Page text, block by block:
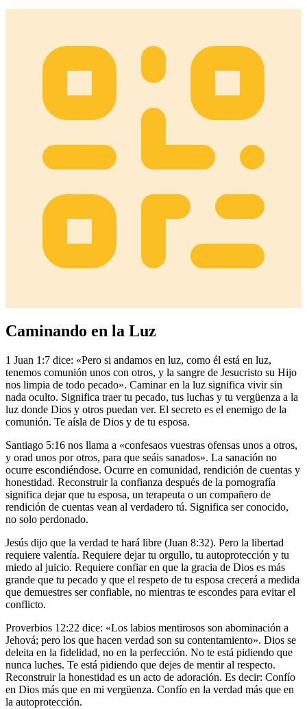
Caminando en la Luz
1 Juan 1:7 dice: «Pero si andamos en luz, como él está en luz,
tenemos comunión unos con otros, y la sangre de Jesucristo su Hijo
nos limpia de todo pecado». Caminar en la luz significa vivir sin
nada oculto. Significa traer tu pecado, tus luchas y tu vergüenza a la
luz donde Dios y otros puedan ver. El secreto es el enemigo de la
comunión. Te aísla de Dios y de tu esposa.
Santiago 5:16 nos llama a «confesaos vuestras ofensas unos a otros,
y orad unos por otros, para que seáis sanados». La sanación no
ocurre escondiéndose. Ocurre en comunidad, rendición de cuentas y
honestidad. Reconstruir la confianza después de la pornografía
significa dejar que tu esposa, un terapeuta o un compañero de
rendición de cuentas vean al verdadero tú. Significa ser conocido,
no solo perdonado.
Jesús dijo que la verdad te hará libre (Juan 8:32). Pero la libertad
requiere valentía. Requiere dejar tu orgullo, tu autoprotección y tu
miedo al juicio. Requiere confiar en que la gracia de Dios es más
grande que tu pecado y que el respeto de tu esposa crecerá a medida
que demuestres ser confiable, no mientras te escondes para evitar el
conflicto.
Proverbios 12:22 dice: «Los labios mentirosos son abominación a
Jehová; pero los que hacen verdad son su contentamiento». Dios se
deleita en la fidelidad, no en la perfección. No te está pidiendo que
nunca luches. Te está pidiendo que dejes de mentir al respecto.
Reconstruir la honestidad es un acto de adoración. Es decir: Confío
en Dios más que en mi vergüenza. Confío en la verdad más que en
la autoprotección.